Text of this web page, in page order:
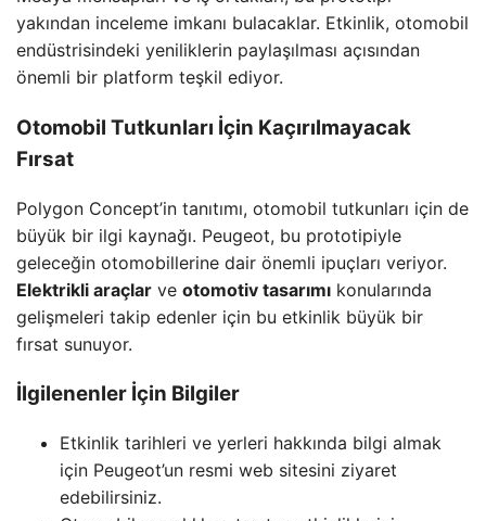
yakından inceleme imkanı bulacaklar. Etkinlik, otomobil
endüstrisindeki yeniliklerin paylaşılması açısından
önemli bir platform teşkil ediyor.
Otomobil Tutkunları İçin Kaçırılmayacak
Fırsat
Polygon Concept’in tanıtımı, otomobil tutkunları için de
büyük bir ilgi kaynağı. Peugeot, bu prototipiyle
geleceğin otomobillerine dair önemli ipuçları veriyor.
Elektrikli araçlar ve otomotiv tasarımı konularında
gelişmeleri takip edenler için bu etkinlik büyük bir
fırsat sunuyor.
İlgilenenler İçin Bilgiler
Etkinlik tarihleri ve yerleri hakkında bilgi almak
için Peugeot’un resmi web sitesini ziyaret
edebilirsiniz.